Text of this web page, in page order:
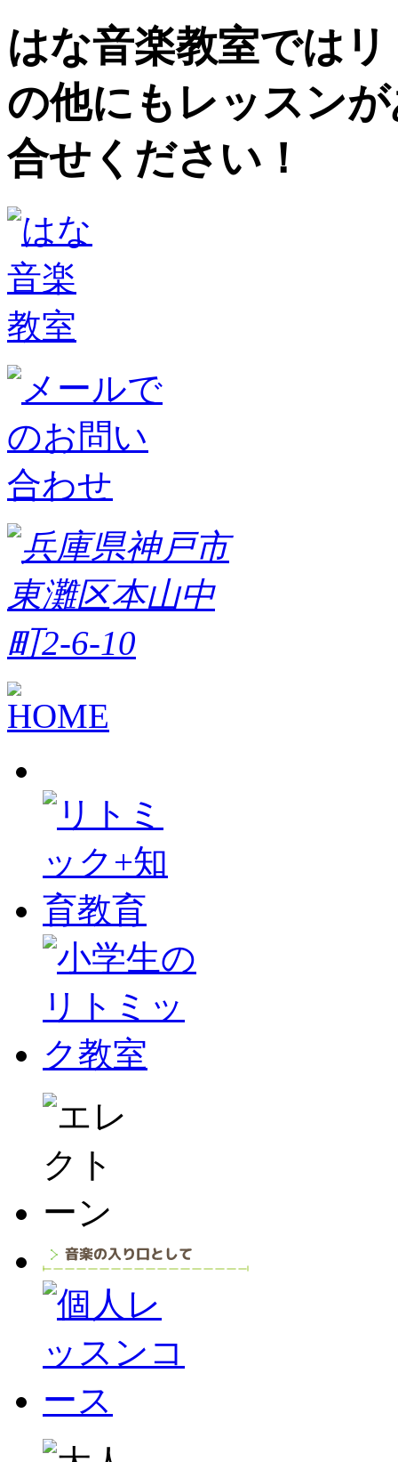
はな音楽教室では
の他にもレッスン
合せください！